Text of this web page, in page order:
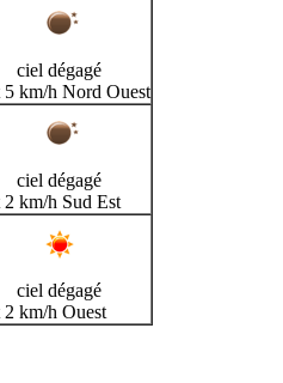
ciel dégagé
5 km/h Nord Ouest
ciel dégagé
2 km/h Sud Est
ciel dégagé
2 km/h Ouest